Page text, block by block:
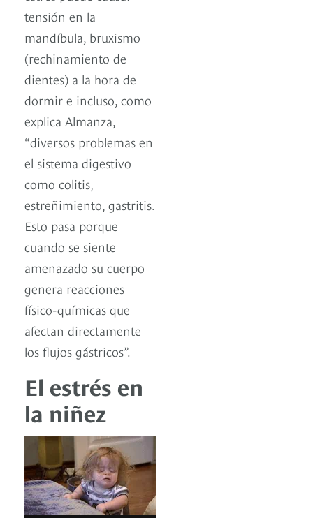
tensión en la
mandíbula, bruxismo
(rechinamiento de
dientes) a la hora de
dormir e incluso, como
explica Almanza,
“diversos problemas en
el sistema digestivo
como colitis,
estreñimiento, gastritis.
Esto pasa porque
cuando se siente
amenazado su cuerpo
genera reacciones
físico-químicas que
afectan directamente
los flujos gástricos”.
El estrés en
la niñez